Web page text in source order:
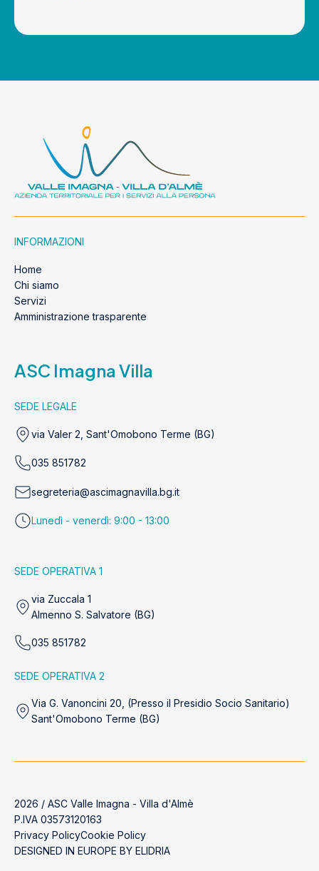
INFORMAZIONI
Home
Chi siamo
Servizi
Amministrazione trasparente
ASC Imagna Villa
SEDE LEGALE
via Valer 2, Sant'Omobono Terme (BG)
035 851782
segreteria@ascimagnavilla.bg.it
Lunedì - venerdì: 9:00 - 13:00
SEDE OPERATIVA 1
via Zuccala 1
Almenno S. Salvatore (BG)
035 851782
SEDE OPERATIVA 2
Via G. Vanoncini 20, (Presso il Presidio Socio Sanitario)
Sant'Omobono Terme (BG)
2026 / ASC Valle Imagna - Villa d'Almè
P.IVA 03573120163
Privacy PolicyCookie Policy
DESIGNED IN EUROPE BY ELIDRIA